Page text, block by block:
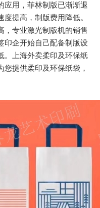
应用，菲林制版已渐渐退
提高，制版费用降低。
，专业激光制版机的销售
印企开始自己配备制版设
。上海外卖柔印及环保纸
提供柔印及环保纸袋，